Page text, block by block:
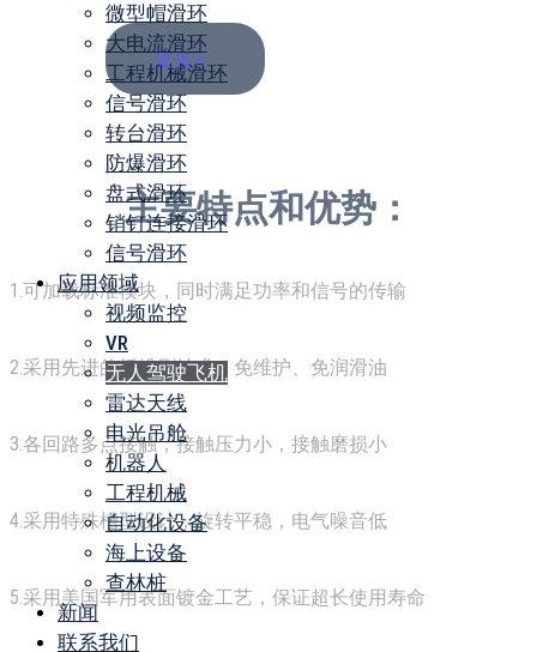
微型帽滑环
大电流滑环
工程机械滑环
信号滑环
转台滑环
防爆滑环
盘式滑环
销钉连接滑环
信号滑环
应用领域
视频监控
VR
无人驾驶飞机
雷达天线
电光吊舱
机器人
工程机械
自动化设备
海上设备
查林桩
新闻
联系我们
更多+
主要特点和优势：
1.可加载标准模块，同时满足功率和信号的传输
2.采用先进的纤维刷技术，免维护、免润滑油
3.各回路多点接触，接触压力小，接触磨损小
4.采用特殊槽型设计，旋转平稳，电气噪音低
5.采用美国军用表面镀金工艺，保证超长使用寿命